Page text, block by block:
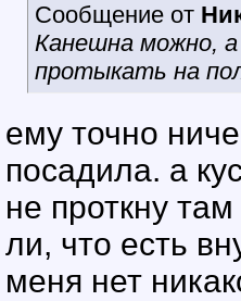
Сообщение от
Канешна можно,
протыкать на
ему точно
посадила. а
не проткну
ли, что есть
меня нет